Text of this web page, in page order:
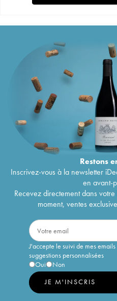
Restons
Inscrivez-vous à la newsletter
en avant-
Recevez directement dans
moment, ventes
J'accepte le suivi de mes
suggestions personnalisées
Oui
Non
JE M'INSCRIS